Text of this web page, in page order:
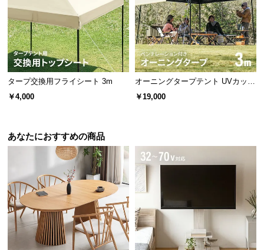
タープ交換用フライシート 3m
￥4,000
オーニングタープテント UVカット
風に強い 防水 新開発のブラックコ
￥19,000
あなたにおすすめの商品